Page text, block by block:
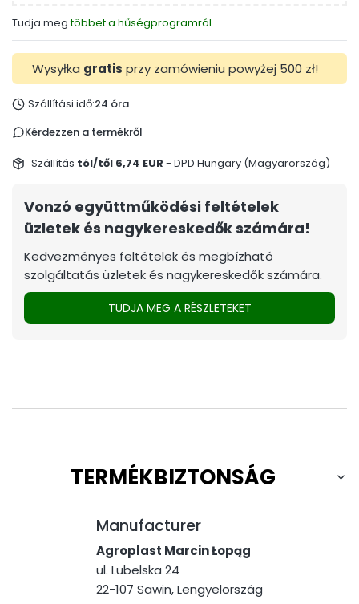
Tudja megtöbbet a hűségprogramról.
Wysyłka gratis przy zamówieniu powyżej 500 zł!
Szállítási idő:24 óra
Kérdezzen a termékről
Szállítás tól/től 6,74 EUR - DPD Hungary (Magyarország)
Vonzó együttműködési feltételek
üzletek és nagykereskedők számára!
Kedvezményes feltételek és megbízható
szolgáltatás üzletek és nagykereskedők számára.
TUDJA MEG A RÉSZLETEKET
TERMÉKBIZTONSÁG
Manufacturer
Agroplast Marcin Łopąg
ul. Lubelska 24
22-107 Sawin, Lengyelország